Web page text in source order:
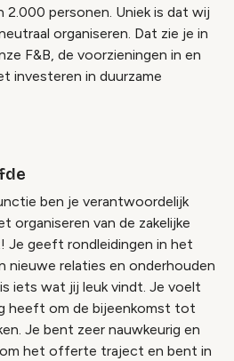
2.000 personen. Uniek is dat wij
organiseren. Dat zie je in
F&B, de voorzieningen in en
investeren in duurzame
ben je verantwoordelijk
organiseren van de zakelijke
Je geeft rondleidingen in het
nieuwe relaties en onderhouden
iets wat jij leuk vindt. Je voelt
heeft om de bijeenkomst tot
Je bent zeer nauwkeurig en
het offerte traject en bent in